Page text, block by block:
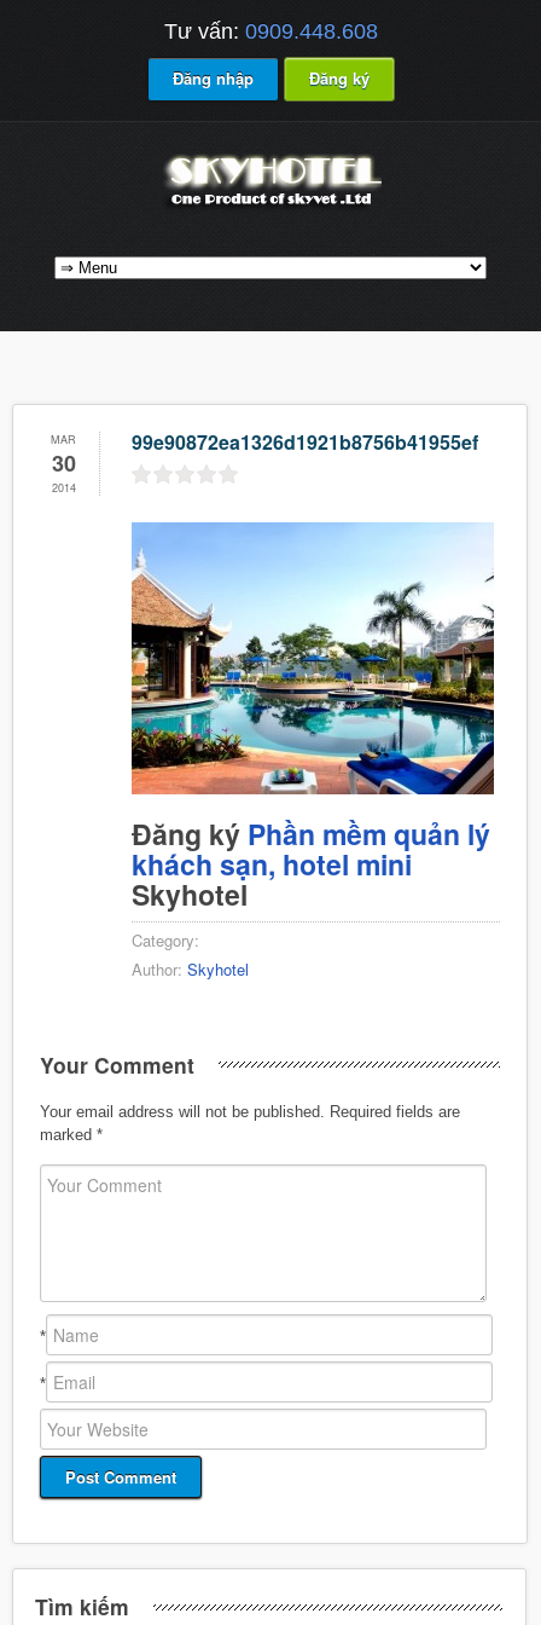
Tư vấn: 0909.448.608
Đăng nhập Đăng ký
MAR
30
2014
99e90872ea1326d1921b8756b41955ef
Đăng ký Phần mềm quản lý
khách sạn, hotel mini
Skyhotel
Category:
Author: Skyhotel
Your Comment
Your email address will not be published.
Required fields are
marked *
*
*
Tìm kiếm